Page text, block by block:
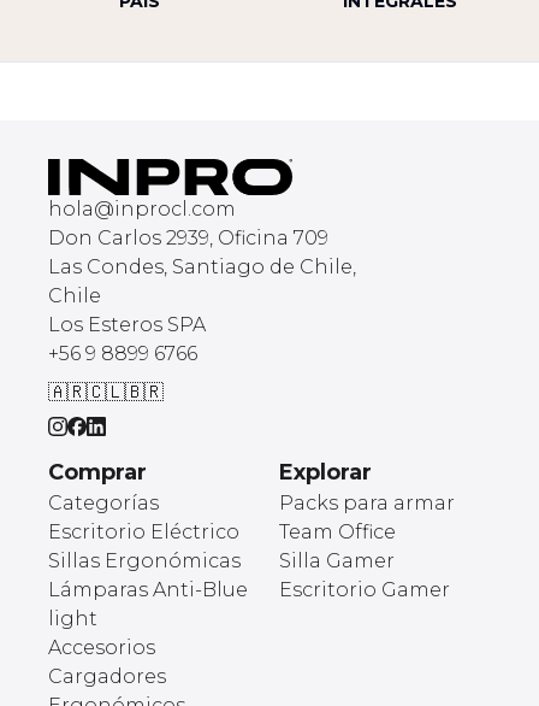
hola@inprocl.com
Don Carlos 2939, Oficina 709
Las Condes, Santiago de Chile,
Chile
Los Esteros SPA
+56 9 8899 6766
🇦🇷🇨🇱🇧🇷
Comprar
Categorías
Escritorio Eléctrico
Sillas Ergonómicas
Lámparas Anti-Blue
light
Accesorios
Cargadores
Explorar
Packs para armar
Team Office
Silla Gamer
Escritorio Gamer